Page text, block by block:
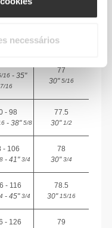
necessários
(in)
entrepernas à
(cm)/(in)
16 - 35"
7/16
77
30"5/16
- 98
- 38"5/8
77.5
30"1/2
- 106
- 41"3/4
78
30"3/4
- 116
- 45"3/4
78.5
30"15/16
- 126
79